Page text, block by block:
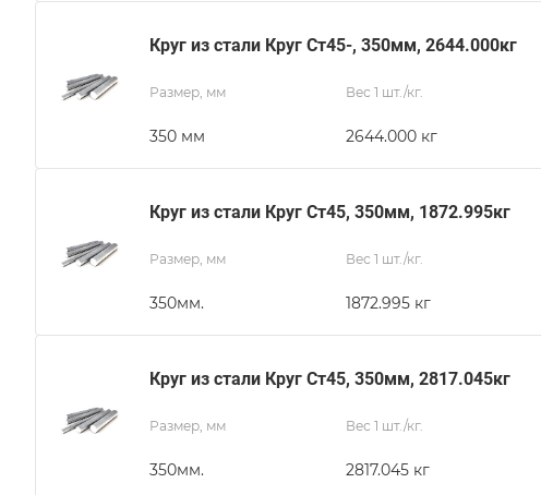
Круг из стали Круг Ст45-, 350мм, 2644.000кг
Размер, мм
350 мм
Вес 1 шт./кг.
2644.000 кг
Круг из стали Круг Ст45, 350мм, 1872.995кг
Размер, мм
350мм.
Вес 1 шт./кг.
1872.995 кг
Круг из стали Круг Ст45, 350мм, 2817.045кг
Размер, мм
350мм.
Вес 1 шт./кг.
2817.045 кг